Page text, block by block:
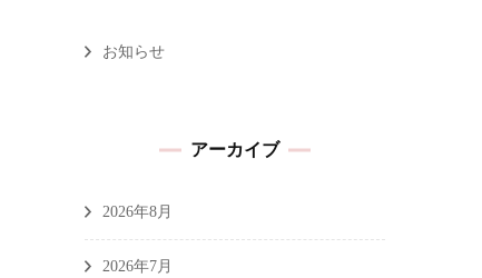
お知らせ
アーカイブ
2026年8月
2026年7月